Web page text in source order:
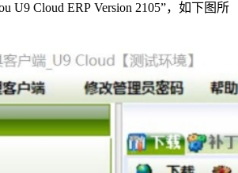
U9 Cloud ERP Version 2105”，如下图所